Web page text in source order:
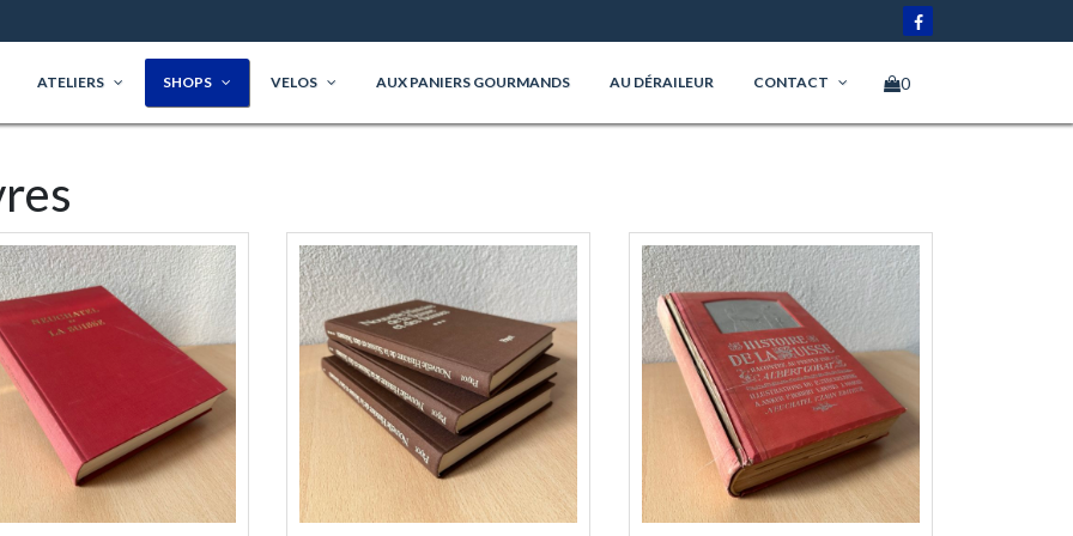
0
ATELIERS SHOPS VELOS AUX PANIERS GOURMANDS AU DÉRAILEUR CONTACT